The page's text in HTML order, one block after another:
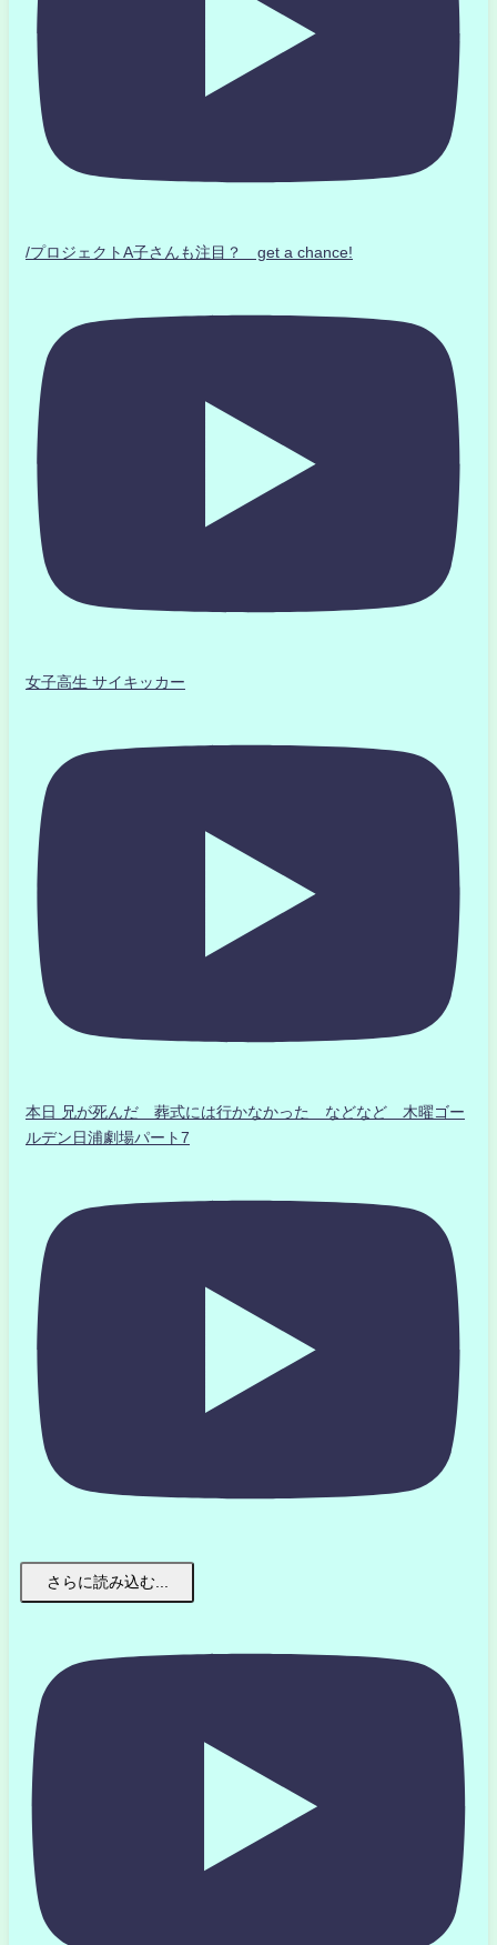
/プロジェクトA子さんも注目？ get a chance!
女子高生 サイキッカー
本日 兄が死んだ 葬式には行かなかった などなど 木曜ゴー
ルデン日浦劇場パート7
さらに読み込む...